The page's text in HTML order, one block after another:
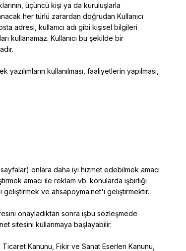
üçüncü kişi ya da kuruluşlarla
her türlü zarardan doğrudan Kullanıcı
adresi, kullanıcı adı gibi kişisel bilgileri
kullanamaz. Kullanıcı bu şekilde bir
kullanılması, faaliyetlerin yapılması,
onlara daha iyi hizmet edebilmek amacı
amacı ile reklam vb. konularda işbirliği
geliştirmek ve ahsapoyma.net'i geliştirmektir.
onayladıktan sonra işbu sözleşmede
sitesini kullanmaya başlayabilir.
Kanunu, Fikir ve Sanat Eserleri Kanunu,